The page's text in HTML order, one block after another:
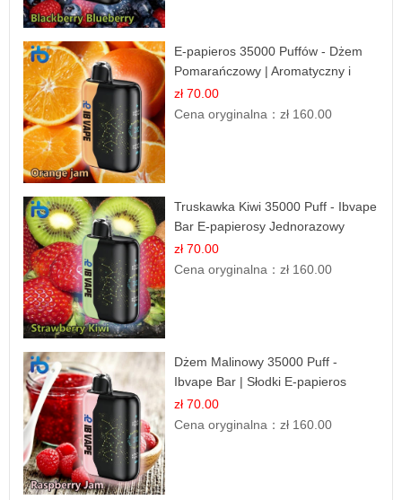
E-papieros 35000 Puffów - Dżem
Pomarańczowy | Aromatyczny i
Długotrwały
zł 70.00
Cena oryginalna：zł 160.00
Truskawka Kiwi 35000 Puff - Ibvape
Bar E-papierosy Jednorazowy
zł 70.00
Cena oryginalna：zł 160.00
Dżem Malinowy 35000 Puff -
Ibvape Bar | Słodki E-papieros
Jednorazowy
zł 70.00
Cena oryginalna：zł 160.00